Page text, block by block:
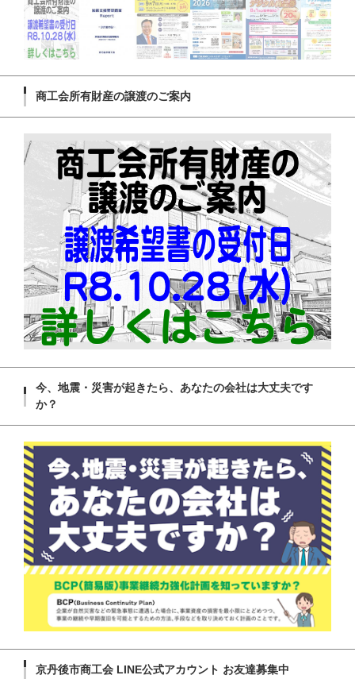
商工会所有財産の譲渡のご案内
今、地震・災害が起きたら、あなたの会社は大丈夫です
か？
京丹後市商工会 LINE公式アカウント お友達募集中